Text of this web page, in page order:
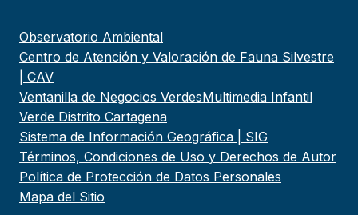
Observatorio Ambiental
Centro de Atención y Valoración de Fauna Silvestre
| CAV
Ventanilla de Negocios VerdesMultimedia Infantil
Verde Distrito Cartagena
Sistema de Información Geográfica | SIG
Términos, Condiciones de Uso y Derechos de Autor
Política de Protección de Datos Personales
Mapa del Sitio